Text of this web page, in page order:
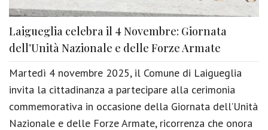
Laigueglia celebra il 4 Novembre: Giornata
dell’Unità Nazionale e delle Forze Armate
Martedì 4 novembre 2025, il Comune di Laigueglia
invita la cittadinanza a partecipare alla cerimonia
commemorativa in occasione della Giornata dell’Unità
Nazionale e delle Forze Armate, ricorrenza che onora